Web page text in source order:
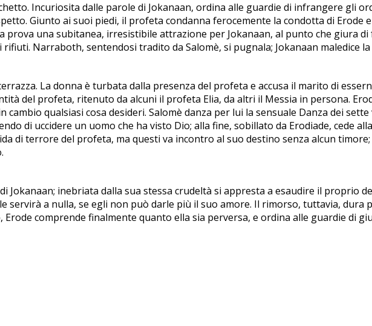
Incuriosita dalle parole di Jokanaan, ordina alle guardie di infrangere gli
Giunto ai suoi piedi, il profeta condanna ferocemente la condotta di Erode
prova una subitanea, irresistibile attrazione per Jokanaan, al punto che giura
Narraboth, sentendosi tradito da Salomè, si pugnala; Jokanaan maledice
La donna è turbata dalla presenza del profeta e accusa il marito di
del profeta, ritenuto da alcuni il profeta Elia, da altri il Messia in persona.
qualsiasi cosa desideri. Salomè danza per lui la sensuale Danza dei
di uccidere un uomo che ha visto Dio; alla fine, sobillato da Erodiade, cede
di terrore del profeta, ma questi va incontro al suo destino senza alcun
Jokanaan; inebriata dalla sua stessa crudeltà si appresta a esaudire il proprio
servirà a nulla, se egli non può darle più il suo amore. Il rimorso, tuttavia, dura
Erode comprende finalmente quanto ella sia perversa, e ordina alle guardie di